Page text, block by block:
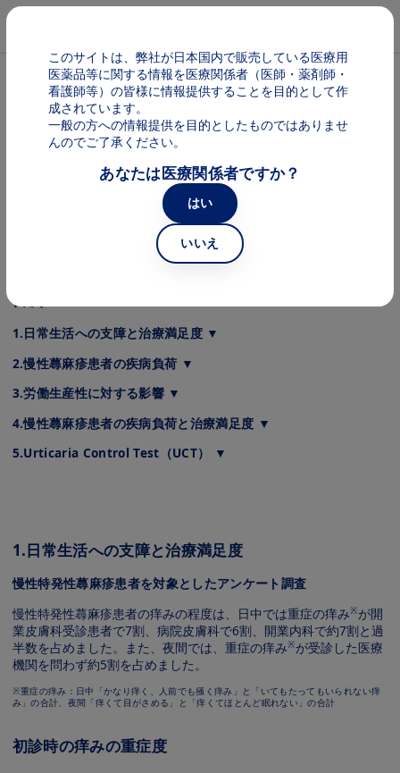
メインコンテンツに移動
パンくず
ラプシド
ご存じですか？慢性蕁⿇疹患者の悩み
監修：あたご⽪フ科 副院⻑ 江藤 隆史 先⽣
慢性蕁⿇疹患者は、症状に対する悩みや⽇常⽣活における困りごと
をどの程度抱えているのでしょうか？ 今回は、慢性蕁⿇疹患者の
QOL障害の程度や治療満⾜度についてご紹介します。
目次
1.⽇常⽣活への⽀障と治療満⾜度 ▼
2.慢性蕁⿇疹患者の疾病負荷 ▼
3.労働⽣産性に対する影響 ▼
4.慢性蕁⿇疹患者の疾病負荷と治療満⾜度 ▼
5.Urticaria Control Test（UCT） ▼
1.⽇常⽣活への⽀障と治療満⾜度
慢性特発性蕁⿇疹患者を対象としたアンケート調査
慢性特発性蕁⿇疹患者の痒みの程度は、⽇中では重症の痒み※が開
業⽪膚科受診患者で7割、病院⽪膚科で6割、開業内科で約7割と過
半数を占めました。また、夜間では、重症の痒み※が受診した医療
機関を問わず約5割を占めました。
※重症の痒み：⽇中「かなり痒く、⼈前でも掻く痒み」と「いてもたってもいられない痒
み」の合計、夜間「痒くて⽬がさめる」と「痒くてほとんど眠れない」の合計
初診時の痒みの重症度
このサイトは、弊社が日本国内で販売している医療用
医薬品等に関する情報を医療関係者（医師・薬剤師・
看護師等）の皆様に情報提供することを目的として作
成されています。
一般の方への情報提供を目的としたものではありませ
んのでご了承ください。
あなたは医療関係者ですか？
はい
いいえ